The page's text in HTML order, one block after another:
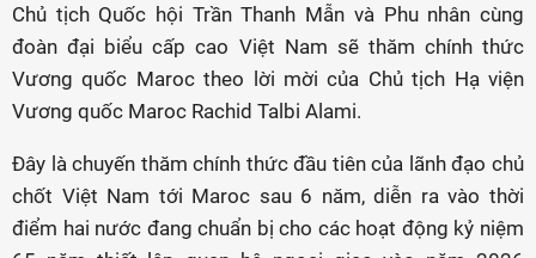
Chủ tịch Quốc hội Trần Thanh Mẫn và Phu nhân cùng
đoàn đại biểu cấp cao Việt Nam sẽ thăm chính thức
Vương quốc Maroc theo lời mời của Chủ tịch Hạ viện
Vương quốc Maroc Rachid Talbi Alami.
Đây là chuyến thăm chính thức đầu tiên của lãnh đạo chủ
chốt Việt Nam tới Maroc sau 6 năm, diễn ra vào thời
điểm hai nước đang chuẩn bị cho các hoạt động kỷ niệm